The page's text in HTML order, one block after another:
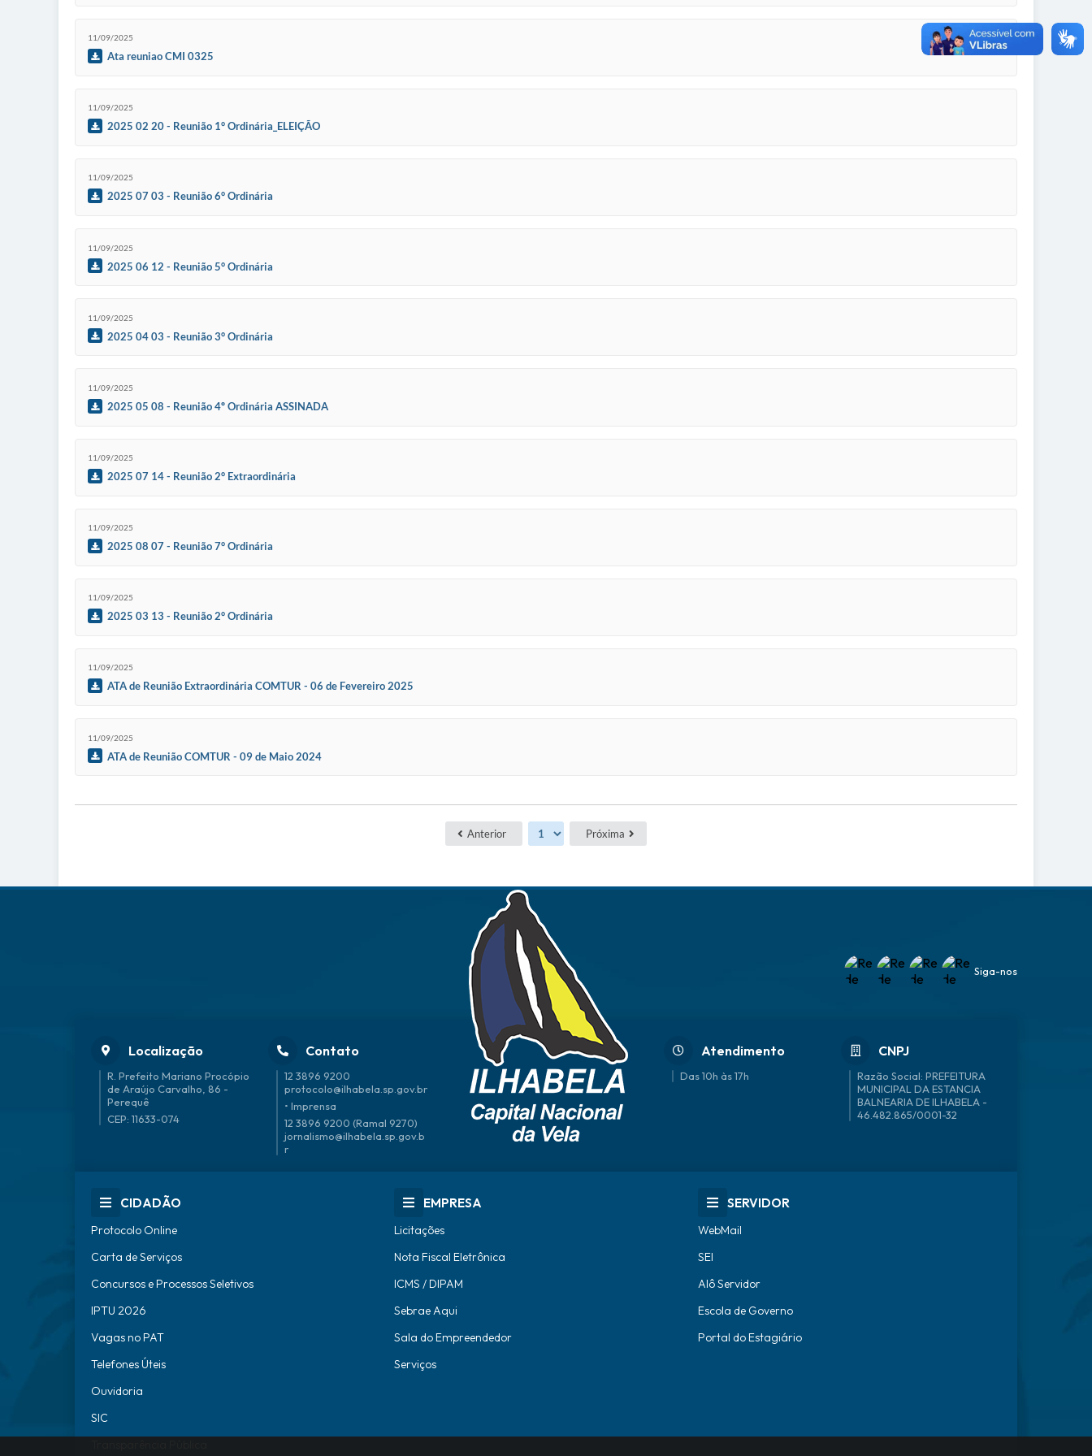
11/09/2025
Ata reuniao CMI 0325
11/09/2025
2025 02 20 - Reunião 1° Ordinária_ELEIÇÃO
11/09/2025
2025 07 03 - Reunião 6° Ordinária
11/09/2025
2025 06 12 - Reunião 5° Ordinária
11/09/2025
2025 04 03 - Reunião 3° Ordinária
11/09/2025
2025 05 08 - Reunião 4º Ordinária ASSINADA
11/09/2025
2025 07 14 - Reunião 2° Extraordinária
11/09/2025
2025 08 07 - Reunião 7° Ordinária
11/09/2025
2025 03 13 - Reunião 2° Ordinária
11/09/2025
ATA de Reunião Extraordinária COMTUR - 06 de Fevereiro 2025
11/09/2025
ATA de Reunião COMTUR - 09 de Maio 2024
Anterior Próxima
Localização
R. Prefeito Mariano Procópio
de Araújo Carvalho, 86 -
Perequê
CEP: 11633-074
Contato
12 3896 9200
protocolo@ilhabela.sp.gov.br
• Imprensa
12 3896 9200 (Ramal 9270)
jornalismo@ilhabela.sp.gov.b
r
Atendimento
Das 10h às 17h
CNPJ
46.482.865/0001-32
Siga-nos
CIDADÃO
Protocolo Online
Carta de Serviços
Concursos e Processos Seletivos
IPTU 2026
Vagas no PAT
Telefones Úteis
Ouvidoria
SIC
EMPRESA
Licitações
Nota Fiscal Eletrônica
ICMS / DIPAM
Sebrae Aqui
Sala do Empreendedor
Serviços
SERVIDOR
WebMail
SEI
Alô Servidor
Escola de Governo
Portal do Estagiário